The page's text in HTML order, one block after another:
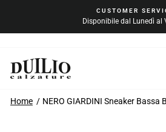
contenuto
Metti
CUSTOMER
Disponibile dal Lunedì al
Home NERO GIARDINI Sneaker Bassa